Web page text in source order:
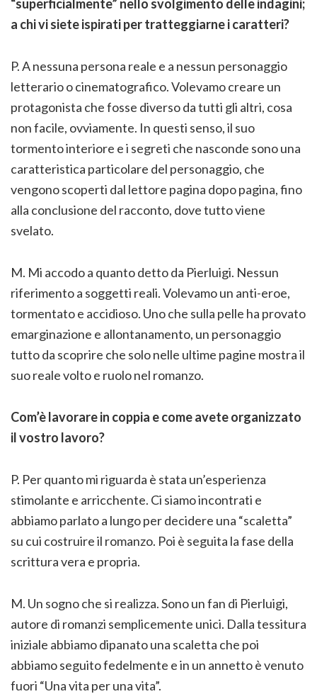
“superficialmente” nello svolgimento delle indagini;
a chi vi siete ispirati per tratteggiarne i caratteri?
P. A nessuna persona reale e a nessun personaggio
letterario o cinematografico. Volevamo creare un
protagonista che fosse diverso da tutti gli altri, cosa
non facile, ovviamente. In questi senso, il suo
tormento interiore e i segreti che nasconde sono una
caratteristica particolare del personaggio, che
vengono scoperti dal lettore pagina dopo pagina, fino
alla conclusione del racconto, dove tutto viene
svelato.
M. Mi accodo a quanto detto da Pierluigi. Nessun
riferimento a soggetti reali. Volevamo un anti-eroe,
tormentato e accidioso. Uno che sulla pelle ha provato
emarginazione e allontanamento, un personaggio
tutto da scoprire che solo nelle ultime pagine mostra il
suo reale volto e ruolo nel romanzo.
Com’è lavorare in coppia e come avete organizzato
il vostro lavoro?
P. Per quanto mi riguarda è stata un’esperienza
stimolante e arricchente. Ci siamo incontrati e
abbiamo parlato a lungo per decidere una “scaletta”
su cui costruire il romanzo. Poi è seguita la fase della
scrittura vera e propria.
M. Un sogno che si realizza. Sono un fan di Pierluigi,
autore di romanzi semplicemente unici. Dalla tessitura
iniziale abbiamo dipanato una scaletta che poi
abbiamo seguito fedelmente e in un annetto è venuto
fuori “Una vita per una vita”.